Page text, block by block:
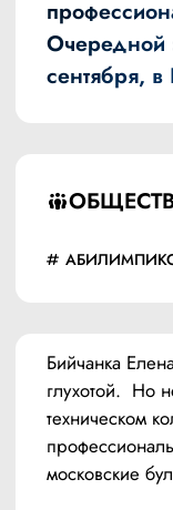
Очередной
сентября, в
Бийчанка
глухотой.  Но
техническом
московские